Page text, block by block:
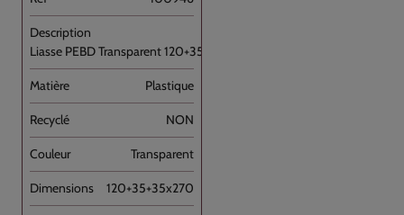
Liasse PEBD Transparent 120+35+35x270+P [...]
Plastique
NON
Transparent
120+35+35x270